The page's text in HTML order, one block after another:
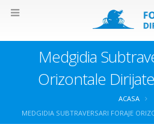
Medgidia
Orizontale
ACASA
MEDGIDIA SUBTRAVERSARI FORAJE